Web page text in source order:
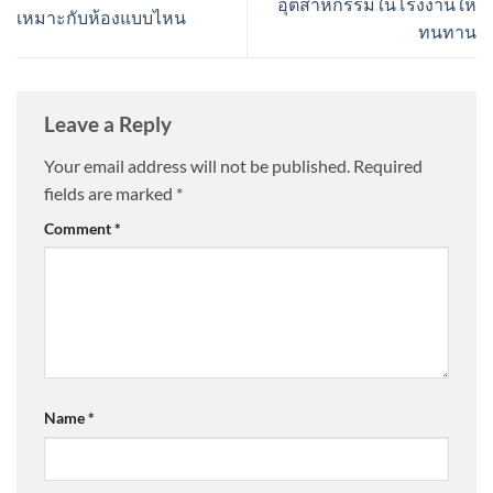
เหมาะกับห้องแบบไหน
ทนทาน
Leave a Reply
Your email address will not be published. Required
fields are marked *
Comment*
Name*